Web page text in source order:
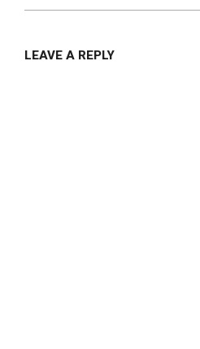
LEAVE A REPLY